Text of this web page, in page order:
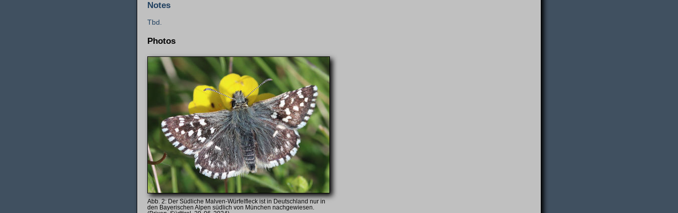
Notes
Tbd.
Photos
Der Südliche Malven-Würfelfleck ist in Deutschland nur in
den Bayerischen Alpen südlich von München nachgewiesen.